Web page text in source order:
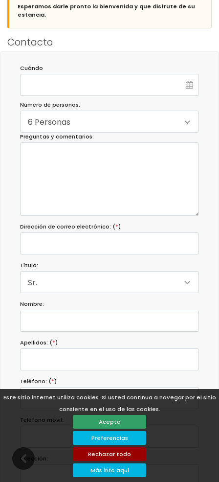
Este sitio internet utiliza cookies. Si usted continua a navegar por el sitio
consiente en el uso de las cookies.
Acepto
Preferencias
Rechazar todo
Más info aquí
Esperamos darle pronto la bienvenida y que disfrute de su
estancia.
Contacto
Cuándo
Número de personas:
6 Personas
Preguntas y comentarios:
Dirección de correo electrónico: (*)
Título:
Sr.
Nombre:
Apellidos: (*)
Teléfono: (*)
Teléfono móvil:
Dirección: